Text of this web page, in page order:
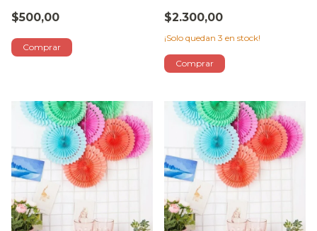
$500,00 $2.300,00
¡Solo quedan 3 en stock!